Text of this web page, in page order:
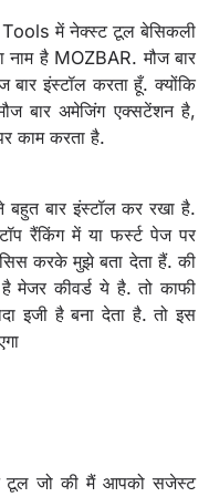
में नेक्स्ट टूल बेसिकली
है MOZBAR. मौज बार
इंस्टॉल करता हूँ. क्योंकि
बार अमेजिंग एक्सटेंशन है,
काम करता है.
बार इंस्टॉल कर रखा है.
रैंकिंग में या फर्स्ट पेज पर
करके मुझे बता देता हैं. की
मेजर कीवर्ड ये है. तो काफी
इजी है बना देता है. तो इस
जो की मैं आपको सजेस्ट